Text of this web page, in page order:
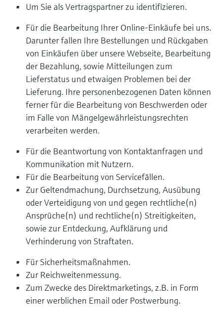
Um Sie als Vertragspartner zu identifizieren.
Für die Bearbeitung Ihrer Online-Einkäufe bei uns.
Darunter fallen Ihre Bestellungen und Rückgaben
von Einkäufen über unsere Webseite, Bearbeitung
der Bezahlung, sowie Mitteilungen zum
Lieferstatus und etwaigen Problemen bei der
Lieferung. Ihre personenbezogenen Daten können
ferner für die Bearbeitung von Beschwerden oder
im Falle von Mängelgewährleistungsrechten
verarbeiten werden.
Für die Beantwortung von Kontaktanfragen und
Kommunikation mit Nutzern.
Für die Bearbeitung von Servicefällen.
Zur Geltendmachung, Durchsetzung, Ausübung
oder Verteidigung von und gegen rechtliche(n)
Ansprüche(n) und rechtliche(n) Streitigkeiten,
sowie zur Entdeckung, Aufklärung und
Verhinderung von Straftaten.
Für Sicherheitsmaßnahmen.
Zur Reichweitenmessung.
Zum Zwecke des Direktmarketings, z.B. in Form
einer werblichen Email oder Postwerbung.